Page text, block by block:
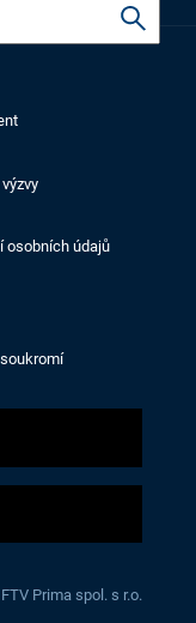
osobních údajů
Prima spol. s r.o.